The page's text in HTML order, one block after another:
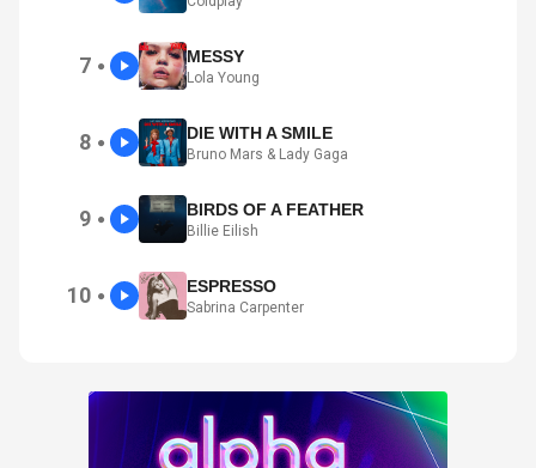
7 ● MESSY
Lola Young
8 ● DIE WITH A SMILE
Bruno Mars & Lady Gaga
9 ● BIRDS OF A FEATHER
Billie Eilish
10 ● ESPRESSO
Sabrina Carpenter